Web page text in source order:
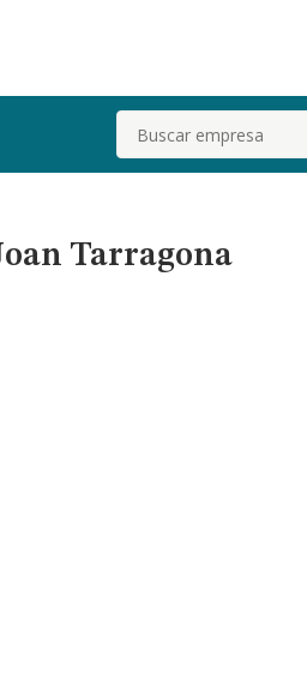
Buscar
Tarragona